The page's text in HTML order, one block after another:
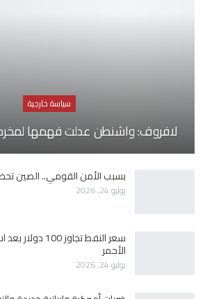
سياسة خارجية
لافروف: واشنطن عدلت فهمها
بسبب الأمن القومي.. الصين
يوليو 24, 2026
سعر النفط تجاوز
الأحمر
يوليو 24, 2026